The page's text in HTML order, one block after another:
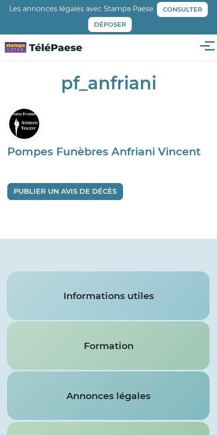
Aller
principal
Les annonces légales avec Stampa Paese CONSULTER
DÉPOSER
pf_anfriani
Pompes Funèbres Anfriani Vincent
PUBLIER UN AVIS DE DÉCÈS
Services
Informations utiles
Formation
Annonces légales